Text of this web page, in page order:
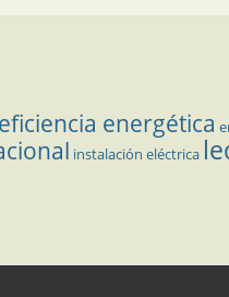
eficiencia energética
instalación eléctrica